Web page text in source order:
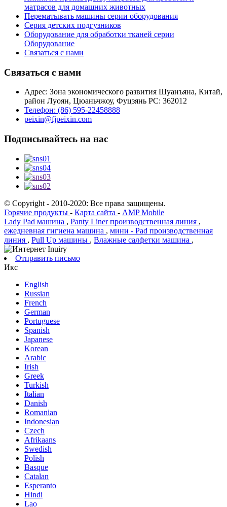
матрасов для домашних животных
Перематывать машины серии оборудования
Серия детских подгузников
Оборудование для обработки тканей серии
Оборудование
Связаться с нами
Связаться с нами
Адрес: Зона экономического развития Шуанъяна, Китай,
район Луоян, Цюаньчжоу, Фуцзянь PC: 362012
Телефон: (86) 595-22458888
peixin@fjpeixin.com
Подписывайтесь на нас
© Copyright - 2010-2020: Все права защищены.
Горячие продукты - Карта сайта - AMP Mobile
Lady Pad машина , Panty Liner производственная линия ,
ежедневная гигиена машина , мини - Pad производственная
линия , Pull Up машины , Влажные салфетки машина ,
Отправить письмо
Икс
English
Russian
French
German
Portuguese
Spanish
Japanese
Korean
Arabic
Irish
Greek
Turkish
Italian
Danish
Romanian
Indonesian
Czech
Afrikaans
Swedish
Polish
Basque
Catalan
Esperanto
Hindi
Lao